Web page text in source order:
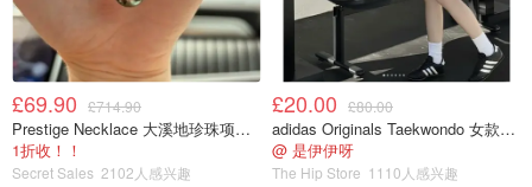
£69.90 £714.90
Prestige Necklace 大溪地珍珠项链 10-11mm
1折收！！
Secret Sales 2102人感兴趣
£20.00 £80.00
adidas Originals Taekwondo 女款黑色运动鞋
@ 是伊伊呀
The Hip Store 1110人感兴趣